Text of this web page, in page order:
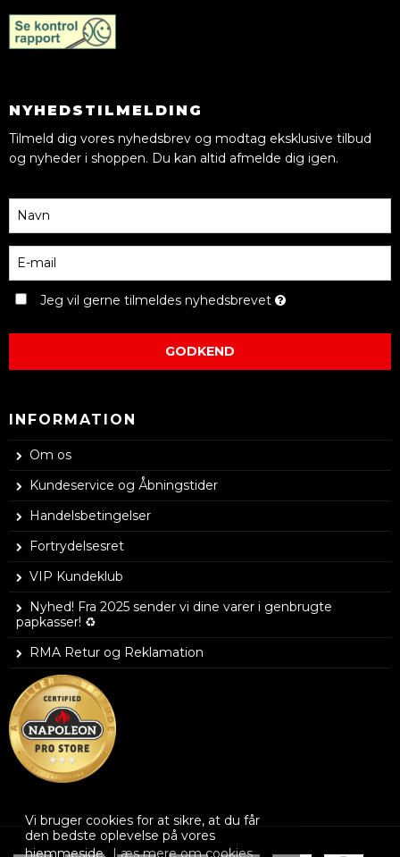
Vi bruger cookies for at sikre, at du får
den bedste oplevelse på vores
hjemmeside. Læs mere om cookies
NYHEDSTILMELDING
Tilmeld dig vores nyhedsbrev og modtag eksklusive tilbud
og nyheder i shoppen. Du kan altid afmelde dig igen.
Jeg vil gerne tilmeldes nyhedsbrevet
GODKEND
INFORMATION
Om os
Kundeservice og Åbningstider
Handelsbetingelser
Fortrydelsesret
VIP Kundeklub
Nyhed! Fra 2025 sender vi dine varer i genbrugte
papkasser! ♻️
RMA Retur og Reklamation